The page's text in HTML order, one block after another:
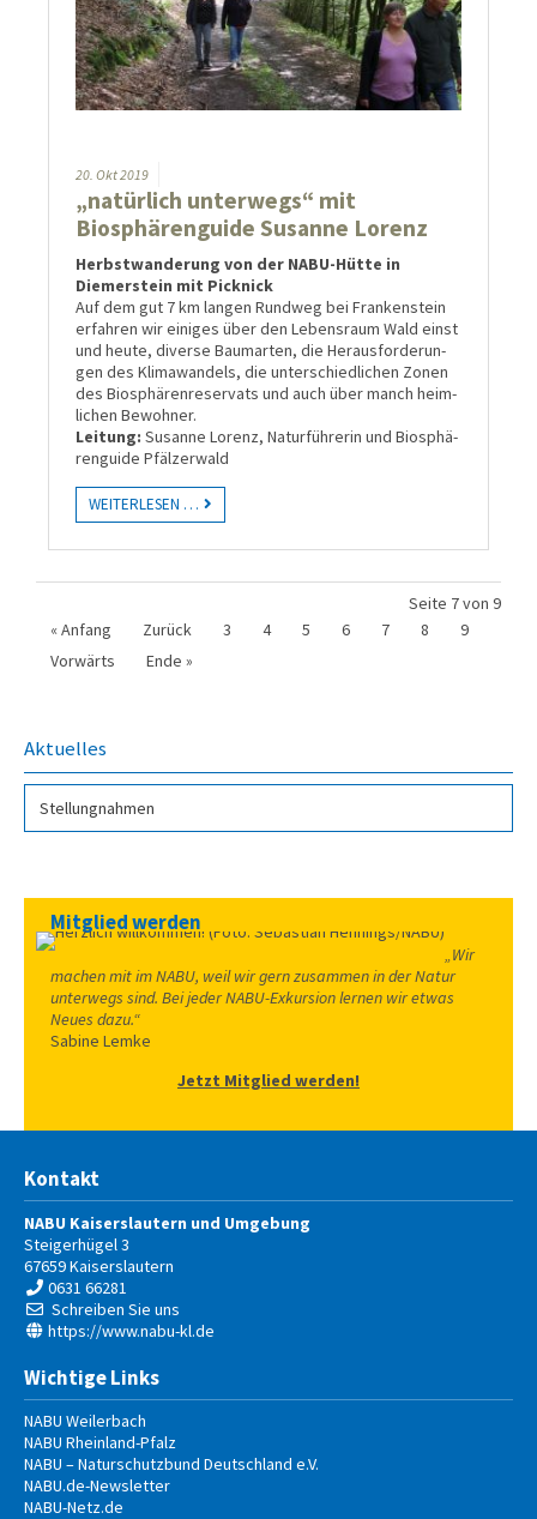
20. Okt 2019
„natürlich unter­wegs“ mit
Biosphären­guide Susanne Lorenz
Herbst­wan­de­rung von der NABU-Hütte in
Diemer­­stein mit Picknick
Auf dem gut 7 km langen Rundweg bei Franken­stein
er­fah­ren wir eini­ges über den Lebens­raum Wald einst
und heute, diverse Baum­arten, die Heraus­forde­run­
gen des Kli­ma­wan­dels, die unter­schied­lichen Zonen
des Bios­phären­reser­vats und auch über manch heim­
lichen Be­woh­ner.
Leitung: Susanne Lorenz, Natur­führer­in und Bios­phä­
ren­guide Pfäl­zer­wald
WEITERLESEN …
Seite 7 von 9
« Anfang
Zurück 3 4 5 6 7 8
9
Vorwärts
Ende »
Aktuelles
Stellungnahmen
Mitglied werden
„Wir
machen mit im NABU, weilwir gern zusammen in der Natur
unterwegs sind. Bei jeder NABU-Exkursion lernen wir etwas
Neues dazu.“
Sabine Lemke
Jetzt Mitglied werden!
Kontakt
NABU Kaiserslautern und Umgebung
Steigerhügel 3
67659Kaiserslautern
0631 66281
Schreiben Sie uns
https://www.nabu-kl.de
Wichtige Links
NABU Weilerbach
NABU Rheinland-Pfalz
NABU – Naturschutzbund Deutschland e.V.
NABU.de-Newsletter
NABU-Netz.de